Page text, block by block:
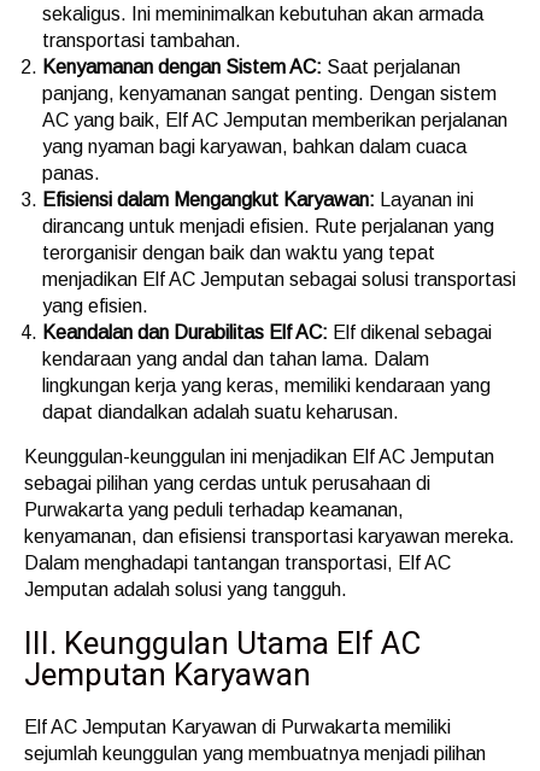
sekaligus. Ini meminimalkan kebutuhan akan armada
transportasi tambahan.
Kenyamanan dengan Sistem AC: Saat perjalanan
panjang, kenyamanan sangat penting. Dengan sistem
AC yang baik, Elf AC Jemputan memberikan perjalanan
yang nyaman bagi karyawan, bahkan dalam cuaca
panas.
Efisiensi dalam Mengangkut Karyawan: Layanan ini
dirancang untuk menjadi efisien. Rute perjalanan yang
terorganisir dengan baik dan waktu yang tepat
menjadikan Elf AC Jemputan sebagai solusi transportasi
yang efisien.
Keandalan dan Durabilitas Elf AC: Elf dikenal sebagai
kendaraan yang andal dan tahan lama. Dalam
lingkungan kerja yang keras, memiliki kendaraan yang
dapat diandalkan adalah suatu keharusan.
Keunggulan-keunggulan ini menjadikan Elf AC Jemputan
sebagai pilihan yang cerdas untuk perusahaan di
Purwakarta yang peduli terhadap keamanan,
kenyamanan, dan efisiensi transportasi karyawan mereka.
Dalam menghadapi tantangan transportasi, Elf AC
Jemputan adalah solusi yang tangguh.
III. Keunggulan Utama Elf AC
Jemputan Karyawan
Elf AC Jemputan Karyawan di Purwakarta memiliki
sejumlah keunggulan yang membuatnya menjadi pilihan